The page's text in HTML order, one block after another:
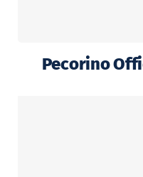
Pecorino